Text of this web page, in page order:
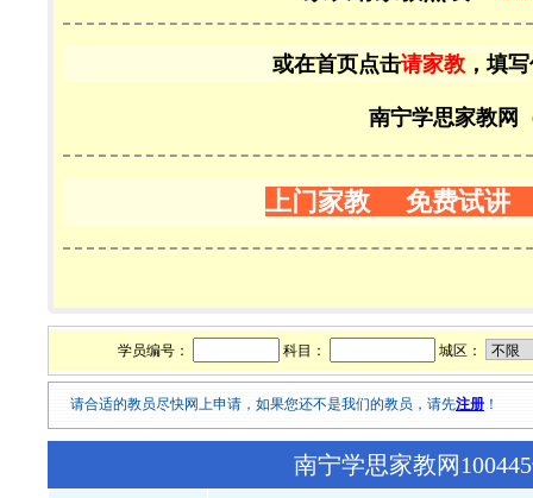
或在首页点击请家教 ，填
南宁学思家教网
上门家教 免费试讲
学员编号： 科目： 城区：
请合适的教员尽快网上申请，如果您还不是我们的教员，请先注册 ！
南宁学思家教网